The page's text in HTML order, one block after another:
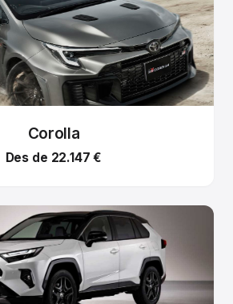
Corolla
Des de 22.147 €